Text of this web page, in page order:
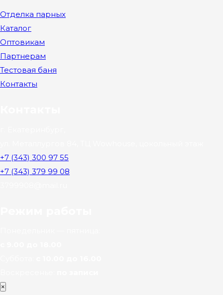
Отделка парных
Каталог
Оптовикам
Партнерам
Тестовая баня
Контакты
+7 (343) 300 97 55
+7 (343) 379 99 08
×